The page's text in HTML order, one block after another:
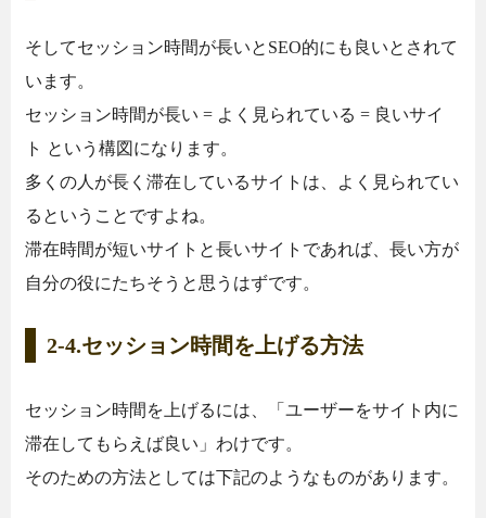
そしてセッション時間が長いとSEO的にも良いとされて
います。
セッション時間が長い = よく見られている = 良いサイ
ト という構図になります。
多くの人が長く滞在しているサイトは、よく見られてい
るということですよね。
滞在時間が短いサイトと長いサイトであれば、長い方が
自分の役にたちそうと思うはずです。
2-4.セッション時間を上げる方法
セッション時間を上げるには、「ユーザーをサイト内に
滞在してもらえば良い」わけです。
そのための方法としては下記のようなものがあります。